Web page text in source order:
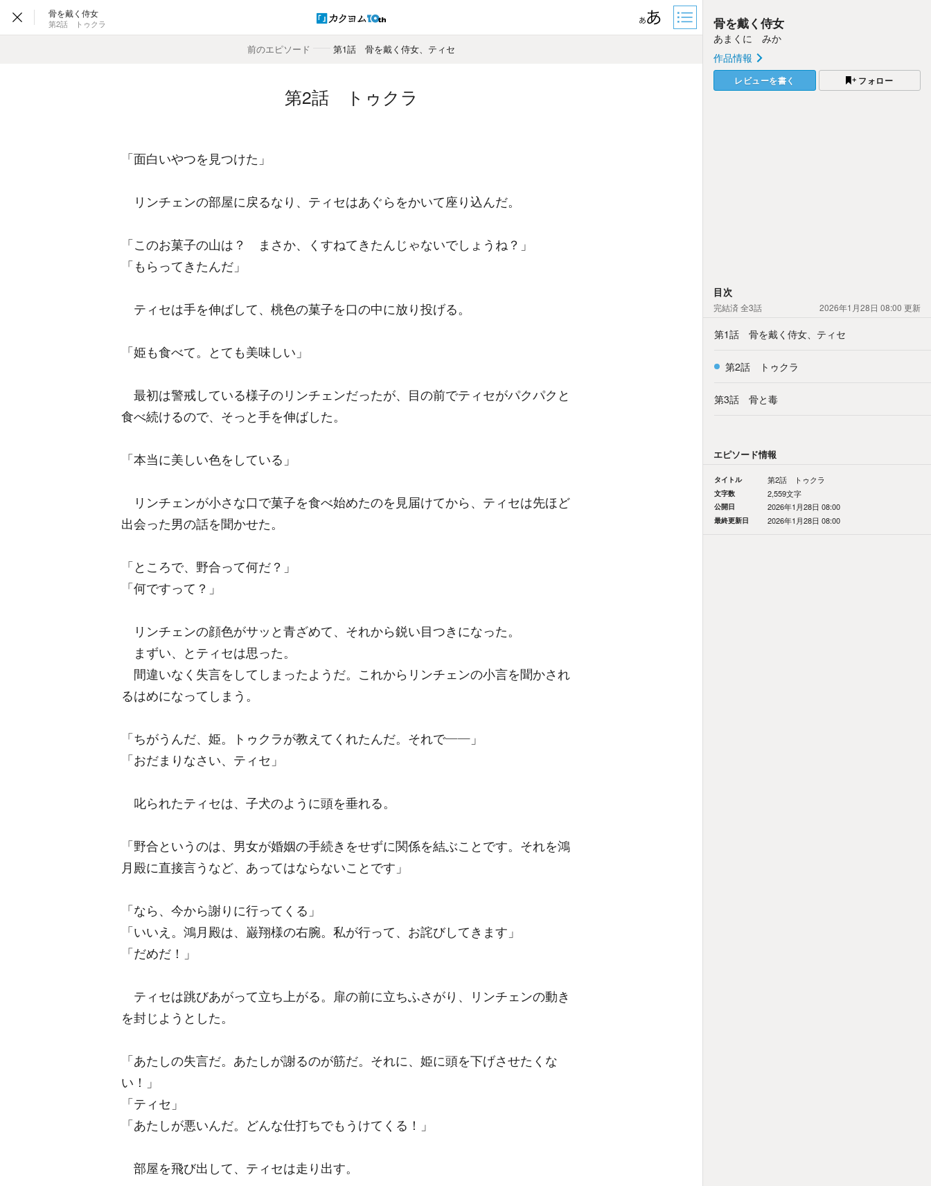
骨を戴く侍女
第2話 トゥクラ
前のエピソード
―― 第1話 骨を戴く侍女、ティセ
第2話 トゥクラ
「面白いやつを見つけた」
リンチェンの部屋に戻るなり、ティセはあぐらをかいて座り込んだ。
「このお菓子の山は？ まさか、くすねてきたんじゃないでしょうね？」
「もらってきたんだ」
ティセは手を伸ばして、桃色の菓子を口の中に放り投げる。
「姫も食べて。とても美味しい」
最初は警戒している様子のリンチェンだったが、目の前でティセがパクパクと
食べ続けるので、そっと手を伸ばした。
「本当に美しい色をしている」
リンチェンが小さな口で菓子を食べ始めたのを見届けてから、ティセは先ほど
出会った男の話を聞かせた。
「ところで、野合って何だ？」
「何ですって？」
リンチェンの顔色がサッと青ざめて、それから鋭い目つきになった。
まずい、とティセは思った。
間違いなく失言をしてしまったようだ。これからリンチェンの小言を聞かされ
るはめになってしまう。
「ちがうんだ、姫。トゥクラが教えてくれたんだ。それで――」
「おだまりなさい、ティセ」
叱られたティセは、子犬のように頭を垂れる。
「野合というのは、男女が婚姻の手続きをせずに関係を結ぶことです。それを鴻
月殿に直接言うなど、あってはならないことです」
「なら、今から謝りに行ってくる」
「いいえ。鴻月殿は、巌翔様の右腕。私が行って、お詫びしてきます」
「だめだ！」
ティセは跳びあがって立ち上がる。扉の前に立ちふさがり、リンチェンの動き
を封じようとした。
「あたしの失言だ。あたしが謝るのが筋だ。それに、姫に頭を下げさせたくな
い！」
「ティセ」
「あたしが悪いんだ。どんな仕打ちでもうけてくる！」
部屋を飛び出して、ティセは走り出す。
骨を戴く侍女
あまくに みか
作品情報
レビューを書く フォロー
目次
完結済全3話 2026年1月28日 08:00 更新
第1話 骨を戴く侍女、ティセ
第2話 トゥクラ
第3話 骨と毒
エピソード情報
タイトル 第2話 トゥクラ
文字数 2,559文字
公開日 2026年1月28日 08:00
最終更新日 2026年1月28日 08:00